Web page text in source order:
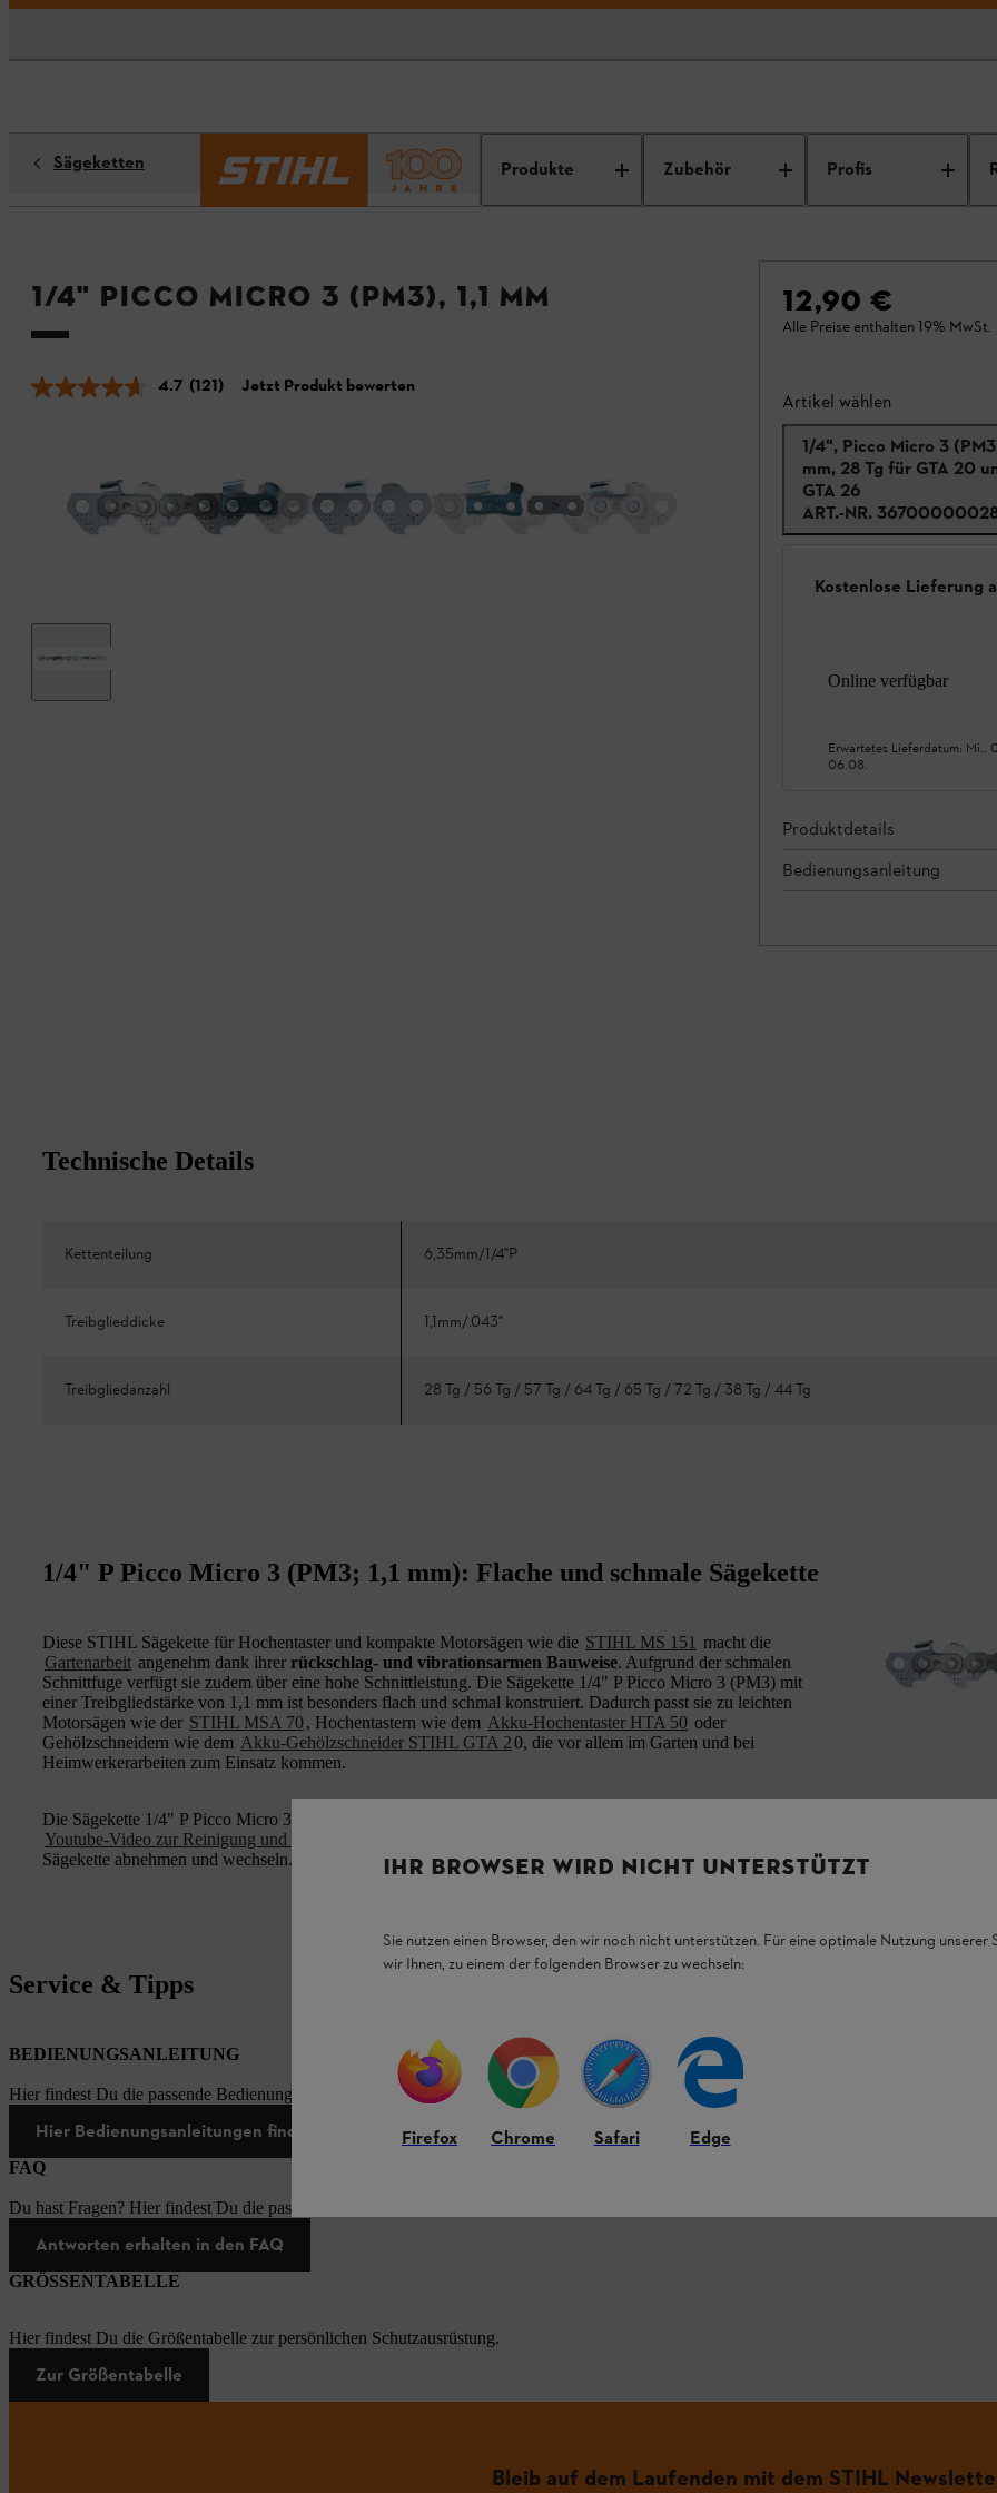
Produkte Zubehör Profis
Sägeketten
1/4" Picco Micro 3 (PM3), 1,1 mm
4.7 (121) Jetzt Produkt bewerten
12,90 €
Alle Preise enthalten 19% MwSt.
Artikel wählen
1/4", Picco Micro 3
mm, 28 Tg für GTA 20
GTA 26
ART.-NR.
Kostenlose Lieferung
Online verfügbar
Erwartetes Lieferdatum: Mi.,
06.08.
Produktdetails
Bedienungsanleitung
Technische Details
Kettenteilung 6,35mm/1/4"P
Treibglieddicke 1,1mm/.043"
Treibgliedanzahl 28 Tg / 56 Tg / 57 Tg / 64 Tg / 65 Tg / 72 Tg / 38 Tg / 44 Tg
1/4" P Picco Micro 3 (PM3; 1,1 mm): Flache und schmale Sägekette
Diese STIHL Sägekette für Hochentaster und kompakte Motorsägen wie die STIHL MS 151 macht die
Gartenarbeit angenehm dank ihrer rückschlag- und vibrationsarmen Bauweise. Aufgrund der schmalen
Schnittfuge verfügt sie zudem über eine hohe Schnittleistung. Die Sägekette 1/4" P Picco Micro 3 (PM3) mit
einer Treibgliedstärke von 1,1 mm ist besonders flach und schmal konstruiert. Dadurch passt sie zu leichten
Motorsägen wie der STIHL MSA 70, Hochentastern wie dem Akku-Hochentaster HTA 50 oder
Gehölzschneidern wie dem Akku-Gehölzschneider STIHL GTA 20, die vor allem im Garten und bei
Heimwerkerarbeiten zum Einsatz kommen.
Die Sägekette 1/4" P Picco Micro 3 (PM3) können Sie bei Bedarf einfach
Youtube-Video zur Reinigung und Wartung von Kettensägen
Sägekette abnehmen und wechseln.
Service & Tipps
BEDIENUNGSANLEITUNG
Hier findest Du die passende Bedienungsanleitungen zu unseren STIHL Produkten.
Hier Bedienungsanleitungen finden
FAQ
Du hast Fragen? Hier findest Du die passenden Antworten zu den häufigsten Fragen.
Antworten erhalten in den FAQ
GRÖSSENTABELLE
Hier findest Du die Größentabelle zur persönlichen Schutzausrüstung.
Zur Größentabelle
Bleib auf dem Laufenden mit dem STIHL
IHR BROWSER WIRD NICHT UNTERSTÜTZT
Sie nutzen einen Browser, den wir noch nicht unterstützen. Für eine optimale Nutzung unserer
wir Ihnen, zu einem der folgenden Browser zu wechseln:
Firefox Chrome Safari Edge